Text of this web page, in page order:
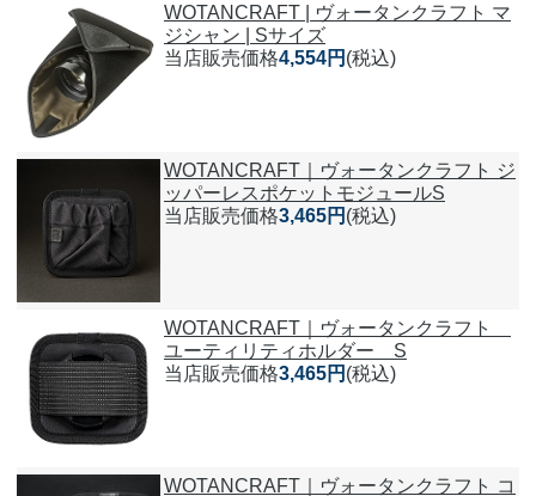
WOTANCRAFT | ヴォータンクラフト マ
ジシャン | Sサイズ
当店販売価格4,554円 (税込)
WOTANCRAFT｜ヴォータンクラフト ジ
ッパーレスポケットモジュールS
当店販売価格3,465円 (税込)
WOTANCRAFT｜ヴォータンクラフト
ユーティリティホルダー S
当店販売価格3,465円 (税込)
WOTANCRAFT｜ヴォータンクラフト コ